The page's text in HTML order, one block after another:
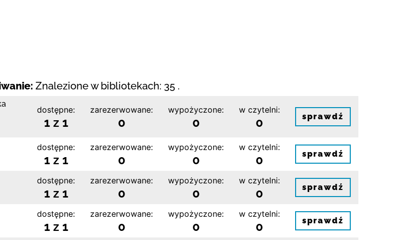
Znalezione w bibliotekach: 35 .
dostępne:
1 z 1
zarezerwowane:
0
wypożyczone:
0
w czytelni:
0 sprawdź
dostępne:
1 z 1
zarezerwowane:
0
wypożyczone:
0
w czytelni:
0 sprawdź
dostępne:
1 z 1
zarezerwowane:
0
wypożyczone:
0
w czytelni:
0 sprawdź
dostępne:
1 z 1
zarezerwowane:
0
wypożyczone:
0
w czytelni:
0 sprawdź